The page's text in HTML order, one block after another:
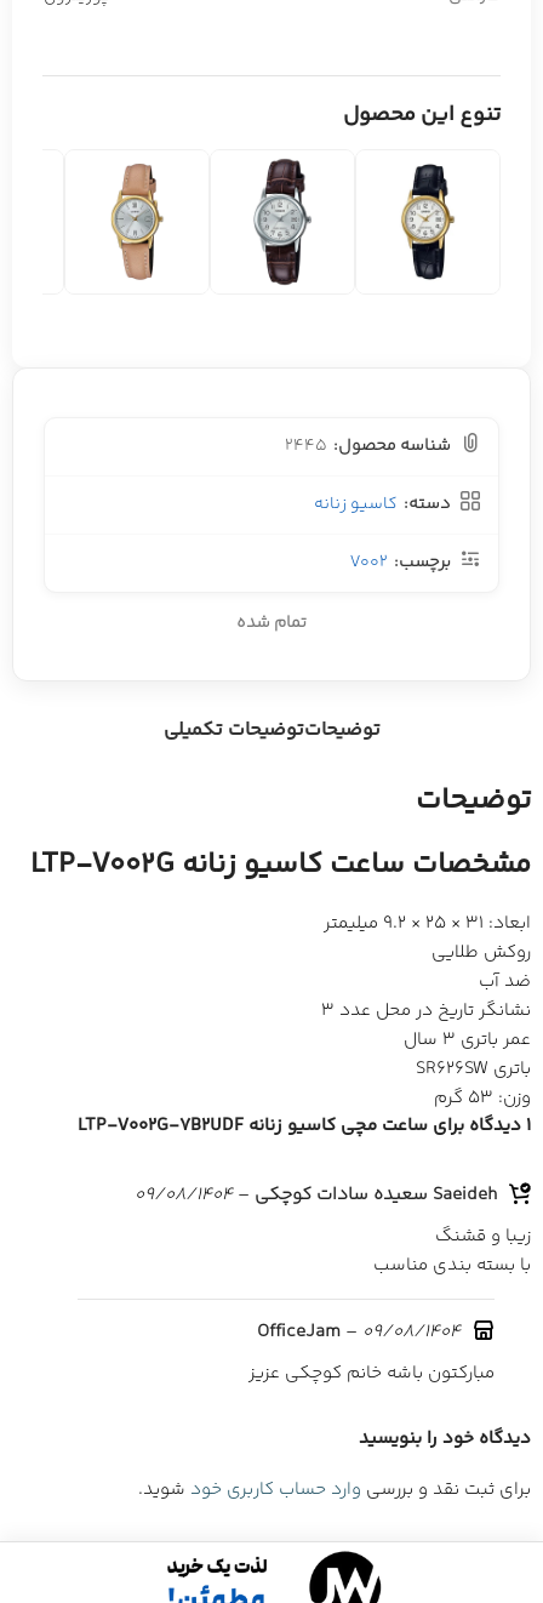
تنوع این محصول
شناسه محصول: 2445
دسته: کاسیو زنانه
برچسب: V002
تمام شده
توضیحاتتوضیحات تکمیلی
توضیحات
مشخصات ساعت کاسیو زنانه LTP-V002G
ابعاد: 31 × 25 × 9.2 میلیمتر
روکش طلایی
ضد آب
نشانگر تاریخ در محل عدد 3
عمر باتری 3 سال
باتری SR626SW
وزن: 53 گرم
1 دیدگاه برای
ساعت مچی کاسیو زنانه LTP-V002G-7B2UDF
–
09/08/1404
زیبا و قشنگ
با بسته بندی مناسب
OfficeJam
– 09/08/1404
مبارکتون باشه خانم کوچکی عزیز
دیدگاه خود را بنویسید
برای ثبت نقد و بررسی وارد حساب کاربری خود شوید.